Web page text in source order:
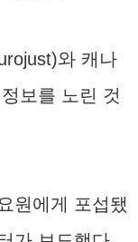
와 캐나
보를 노린 것
원에게 포섭됐